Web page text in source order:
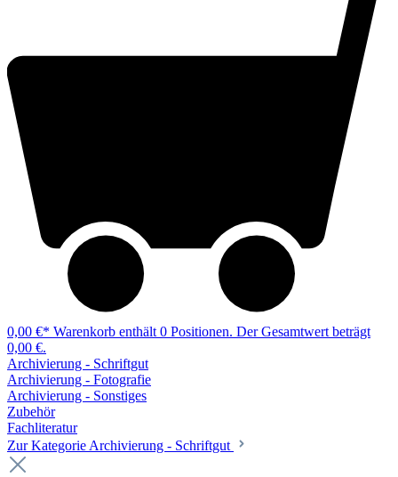
0,00 €* Warenkorb enthält 0 Positionen. Der Gesamtwert beträgt
0,00 €.
Archivierung - Schriftgut
Archivierung - Fotografie
Archivierung - Sonstiges
Zubehör
Fachliteratur
Zur Kategorie Archivierung - Schriftgut